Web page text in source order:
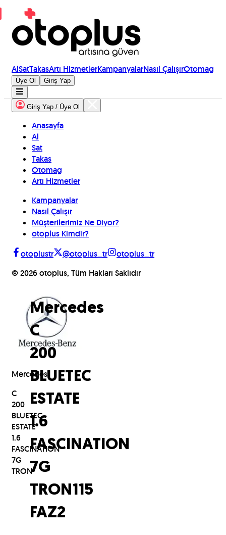
AlSatTakasArtı HizmetlerKampanyalarNasıl ÇalışırOtomag
Üye Ol Giriş Yap
Giriş Yap / Üye Ol
Anasayfa
Al
Sat
Takas
Otomag
Artı Hizmetler
Kampanyalar
Nasıl Çalışır
Müşterilerimiz Ne Diyor?
otoplus Kimdir?
otoplustr
@otoplus_tr
otoplus_tr
© 2026 otoplus, Tüm Hakları Saklıdır
Mercedes
C
200
BLUETEC
ESTATE
1.6
FASCINATION
7G
TRON
Mercedes
C
200
BLUETEC
ESTATE
1.6
FASCINATION
7G
TRON115
FAZ2